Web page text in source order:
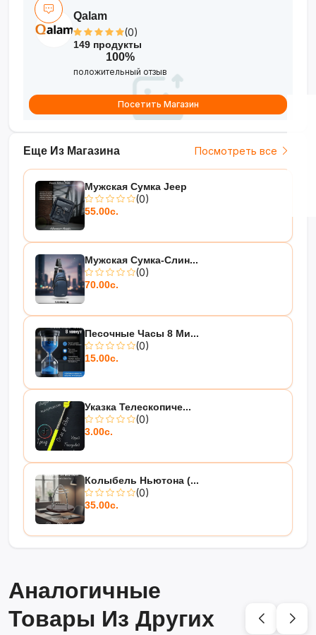
Еще Из Магазина Посмотреть все
Мужская Сумка Jeep
(0)
55.00с.
Мужская Сумка-Слин...
(0)
70.00с.
Песочные Часы 8 Ми...
(0)
15.00с.
Указка Телескопиче...
(0)
3.00с.
Колыбель Ньютона (...
(0)
35.00с.
Qalam
(0)
149 продукты
100%
положительный отзыв
Посетить Магазин
Аналогичные
Товары Из Других